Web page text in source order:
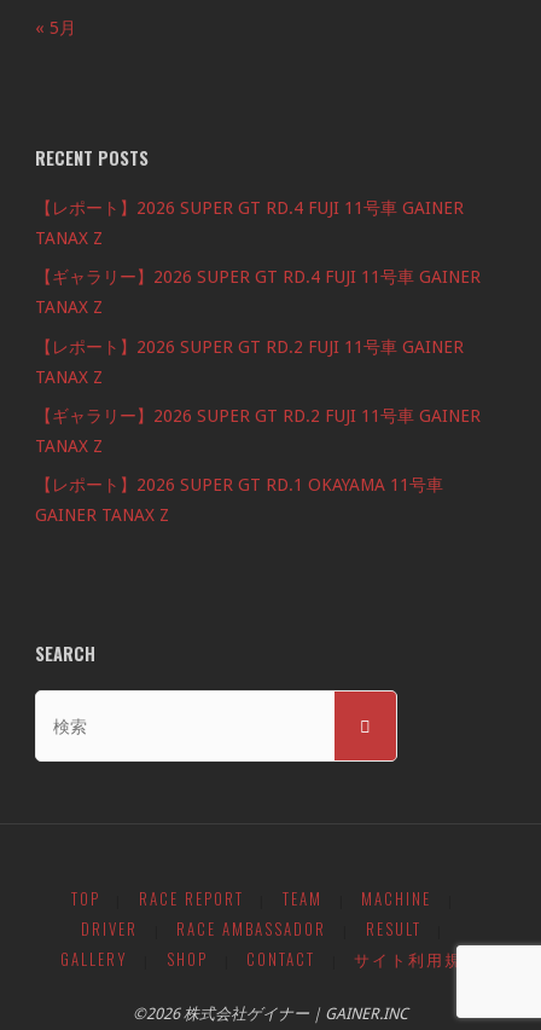
« 5月
RECENT POSTS
【レポート】2026 SUPER GT RD.4 FUJI 11号車 GAINER
TANAX Z
【ギャラリー】2026 SUPER GT RD.4 FUJI 11号車 GAINER
TANAX Z
【レポート】2026 SUPER GT RD.2 FUJI 11号車 GAINER
TANAX Z
【ギャラリー】2026 SUPER GT RD.2 FUJI 11号車 GAINER
TANAX Z
【レポート】2026 SUPER GT RD.1 OKAYAMA 11号車
GAINER TANAX Z
SEARCH
対
検
TOP RACE REPORT TEAM MACHINE
DRIVER RACE AMBASSADOR RESULT
GALLERY SHOP CONTACT サイト利用規約
©2026 株式会社ゲイナー｜GAINER.INC